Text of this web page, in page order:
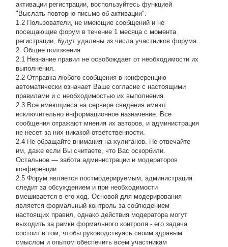
активации регистрации, воспользуйтесь функцией
"Выслать повторно письмо об активации".
1.2 Пользователи, не имеющие сообщений и не
посещающие форум в течение 1 месяца с момента
регистрации, будут удалены из числа участников форума.
2. Общие положения
2.1 Hезнание правил не освобождает от необходимости их
выполнения.
2.2 Отправка любого сообщения в конференцию
автоматически означает Ваше согласие с настоящими
правилами и с необходимостью их выполнения.
2.3 Все имеющиеся на сервере сведения имеют
исключительно информационное назначение. Все
сообщения отражают мнения их авторов, и администрация
не несет за них никакой ответственности.
2.4 Не обращайте внимания на хулиганов. Не отвечайте
им, даже если Вы считаете, что Вас оскорбили.
Остальное — забота администрации и модераторов
конференции.
2.5 Форум является постмодерируемым, администрация
следит за обсуждением и при необходимости
вмешивается в его ход. Основой для модерирования
является формальный контроль за соблюдением
настоящих правил, однако действия модератора могут
выходить за рамки формального контроля - его задача
состоит в том, чтобы руководствуясь своим здравым
смыслом и опытом обеспечить всем участникам